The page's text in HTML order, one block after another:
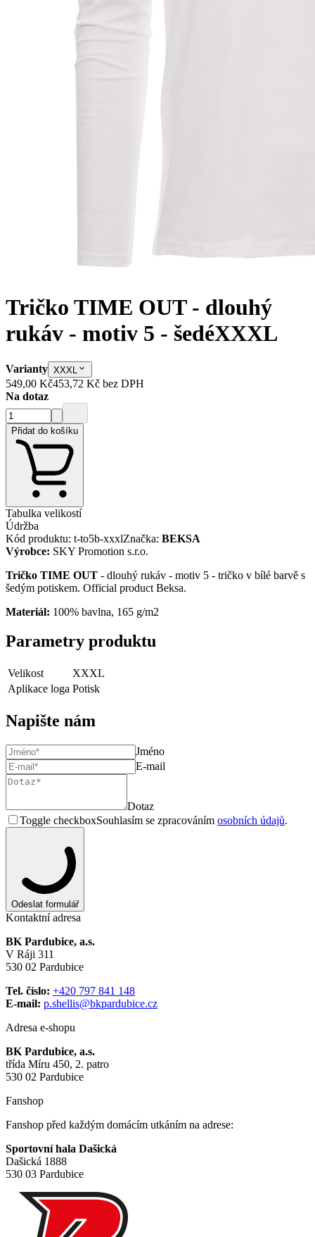
Tričko TIME OUT - dlouhý
rukáv - motiv 5 - šedéXXXL
Varianty XXXL
549,00 Kč453,72 Kč bez DPH
Na dotaz
Přidat do košíku
Tabulka velikostí
Údržba
Kód produktu: t-to5b-xxxlZnačka: BEKSA
Výrobce: SKY Promotion s.r.o.
Tričko TIME OUT - dlouhý rukáv - motiv 5 - tričko v bílé barvě s
šedým potiskem. Official product Beksa.
Materiál: 100% bavlna, 165 g/m2
Parametry produktu
Velikost
XXXL
Aplikace loga Potisk
Napište nám
Jméno
E-mail
Dotaz
Toggle checkboxSouhlasím se zpracováním osobních údajů.
Odeslat formulář
Kontaktní adresa
BK Pardubice, a.s.
V Ráji 311
530 02 Pardubice
Tel. číslo: +420 797 841 148
E-mail: p.shellis@bkpardubice.cz
Adresa e-shopu
BK Pardubice, a.s.
třída Míru 450, 2. patro
530 02 Pardubice
Fanshop
Fanshop před každým domácím utkáním na adrese:
Sportovní hala Dašická
Dašická 1888
530 03 Pardubice